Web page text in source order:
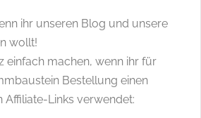
ihr unseren Blog und unsere
wollt!
einfach machen, wenn ihr für
Bestellung einen
Affiliate-Links verwendet: